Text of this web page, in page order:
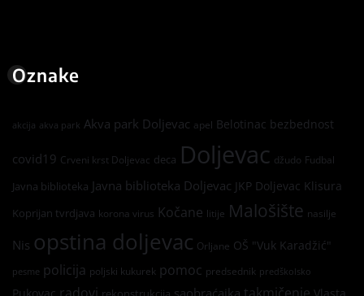
Oznake
akcija akva park Akva park Doljevac apel Belotinac bezbednost
covid19 Crveni krst Doljevac deca Doljevac džudo Fudbal
Javna biblioteka Javna biblioteka Doljevac JKP Doljevac Klisura
Koprijan tvrdjava korona virus Kočane litije Malošište nasilje
Nis opstina doljevac Orljane OŠ "Vuk Karadžić"
pesme policija poljski kukurek pomoc predsednik predškolsko
Pukovac radovi saobraćajka takmičenje Vlasta